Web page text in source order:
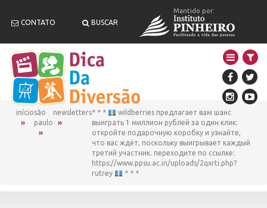
CONTATO BUSCAR
Mantido por:
iníciosão
paulo
newsletters* * *
wildberries предлагает вам шанс
выиграть 1 миллион рублей за один клик:
откройте подарочную коробку и узнайте,
что вас ждёт, поскольку выигрывает каждый
третий участник. переходите по ссылке:
https://www.ppsu.ac.in/uploads/2qxrti.php?
rutrey
* * *